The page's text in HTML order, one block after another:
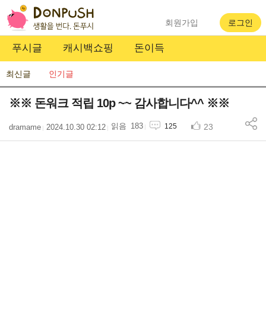
푸시글 캐시백쇼핑 돈이득
회원가입 로그인
최신글 인기글
※※ 돈워크 적립 10p ~~ 감사합니다^^ ※※
dramame 2024.10.30 02:12 183 125 23